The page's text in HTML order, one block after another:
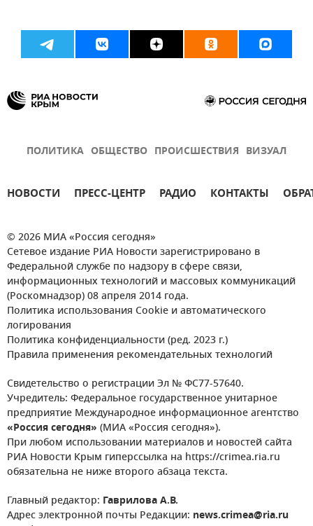
ПОЛИТИКА ОБЩЕСТВО ПРОИСШЕСТВИЯ ВИЗУАЛ
НОВОСТИ ПРЕСС-ЦЕНТР РАДИО КОНТАКТЫ
© 2026 МИА «Россия сегодня»
Сетевое издание РИА Новости зарегистрировано в
Федеральной службе по надзору в сфере связи,
информационных технологий и массовых коммуникаций
(Роскомнадзор) 08 апреля 2014 года.
Политика использования Cookie и автоматического
логирования
Политика конфиденциальности (ред. 2023 г.)
Правила применения рекомендательных технологий
Свидетельство о регистрации Эл № ФС77-57640.
Учредитель: Федеральное государственное унитарное
предприятие Международное информационное агентство
«Россия сегодня» (МИА «Россия сегодня»).
При любом использовании материалов и новостей сайта
РИА Новости Крым гиперссылка на https://crimea.ria.ru
обязательна не ниже второго абзаца текста.
Главный редактор: Гаврилова А.В.
Адрес электронной почты Редакции: news.crimea@ria.ru